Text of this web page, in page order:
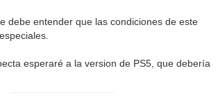
debe entender que las condiciones de este
esperaré a la version de PS5, que debería